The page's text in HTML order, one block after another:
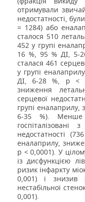
отримували
недостатності,
= 1284) або
сталося 510
452 у групі
16 %, 95 % ДІ, 5-
сталася 461
у групі
ДІ, 6-28 %, р <
зниження
серцевої
групі
6-35 %). Менше
недостатності
еналаприлу,
р < 0,0001). У
із дисфункцією
ризик інфаркту
0,001) і знизив
нестабільної
0,001).